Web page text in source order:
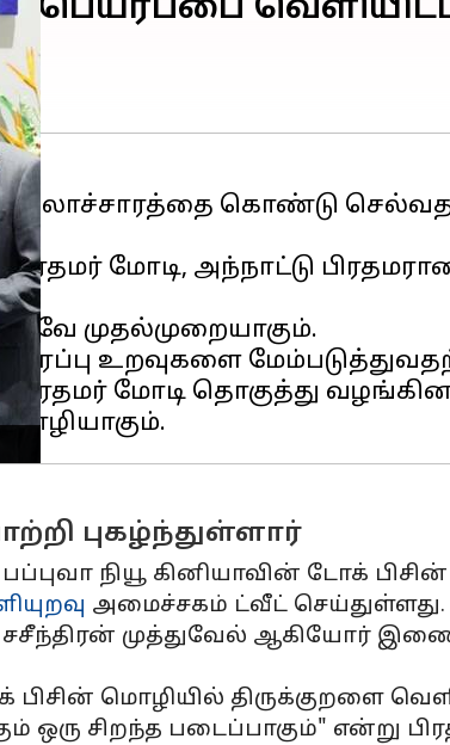
கலாச்சாரத்தை கொண்டு
பிரதமர் மோடி, அந்நாட்டு
உறவுகளை
மோடி தொகுத்து
புகழ்ந்துள்ளார்
நியூ கினியாவின் டோக்
அமைச்சகம் ட்வீட் செய்துள்ளது.
சசீந்திரன் முத்துவேல் ஆகியோர்
பிசின் மொழியில் திருக்குறளை
சிறந்த படைப்பாகும்" என்று